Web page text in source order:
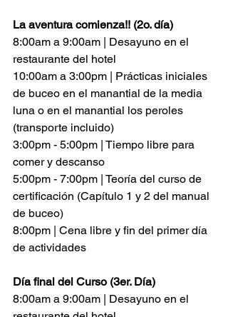
La aventura comienza!! (2o. día)
8:00am a 9:00am | Desayuno en el
restaurante del hotel
10:00am a 3:00pm | Prácticas iniciales
de buceo en el manantial de la media
luna o en el manantial los peroles
(transporte incluido)
3:00pm - 5:00pm | Tiempo libre para
comer y descanso
5:00pm - 7:00pm | Teoría del curso de
certificación (Capítulo 1 y 2 del manual
de buceo)
8:00pm | Cena libre y fin del primer día
de actividades
Día final del Curso (3er. Día)
8:00am a 9:00am | Desayuno en el